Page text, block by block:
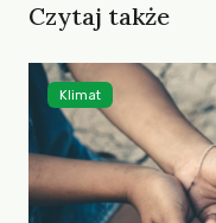
Czytaj także
Klimat